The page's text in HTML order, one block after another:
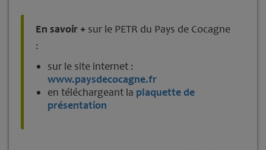
En savoir + sur le PETR du Pays de Cocagne
:
sur le site internet :
www.paysdecocagne.fr
en téléchargeant la plaquette de
présentation